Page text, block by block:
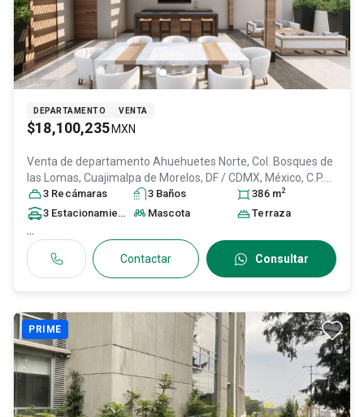
DEPARTAMENTO VENTA
$18,100,235 MXN
Venta de departamento Ahuehuetes Norte, Col. Bosques de
las Lomas, Cuajimalpa de Morelos, DF / CDMX, México, C.P.
05120, ID:31278208
3 Recámaras 3 Baños 386 m2
3 Estacionamiento s Mascota Terraza
...
Contactar Consultar
PRIME